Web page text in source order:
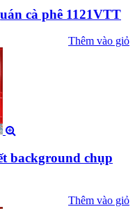
cà phê 1121VTT
Thêm vào giỏ
background chụp
Thêm vào giỏ